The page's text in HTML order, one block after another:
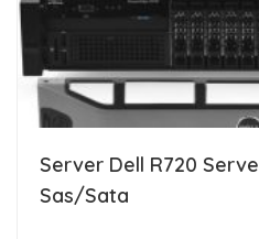
Server Dell R720
Sas/Sata